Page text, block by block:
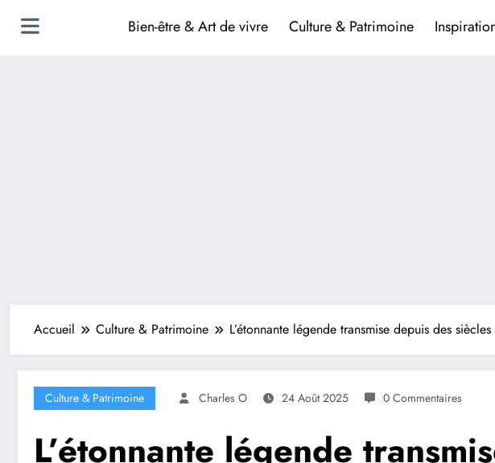
Bien-être & Art de vivre Culture & Patrimoine
Accueil Culture & Patrimoine L’étonnante légende transmise depuis des
Culture & Patrimoine Charles O 24 Août 2025 0 Commentaires
L’étonnante légende